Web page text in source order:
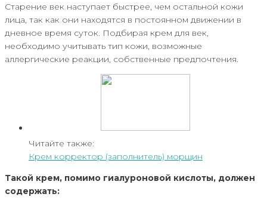
Старение век наступает быстрее, чем остальной кожи
лица, так как они находятся в постоянном движении в
дневное время суток. Подбирая крем для век,
необходимо учитывать тип кожи, возможные
аллергические реакции, собственные предпочтения.
Читайте также:
Крем корректор (заполнитель) морщин
Такой крем, помимо гиалуроновой кислоты, должен
содержать: